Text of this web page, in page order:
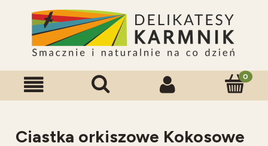
Ciastka orkiszowe Kokosowe